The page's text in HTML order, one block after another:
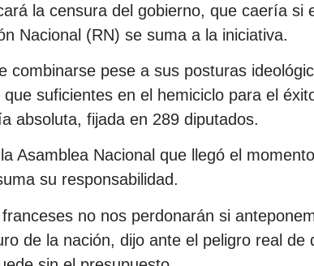
la censura del gobierno, que caería si
Nacional (RN) se suma a la iniciativa.
combinarse pese a sus posturas
suficientes en el hemiciclo para el
absoluta, fijada en 289 diputados.
Asamblea Nacional que llegó el
su responsabilidad.
no nos perdonarán si
de la nación, dijo ante el peligro real de